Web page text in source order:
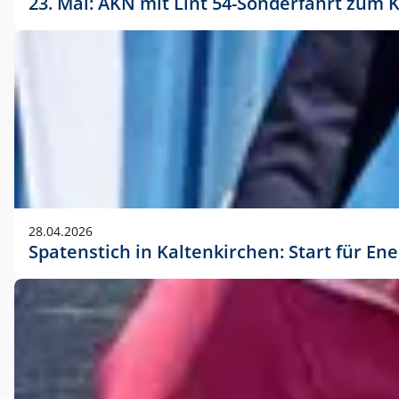
28.04.2026
Spatenstich in Kaltenkirchen: Start für